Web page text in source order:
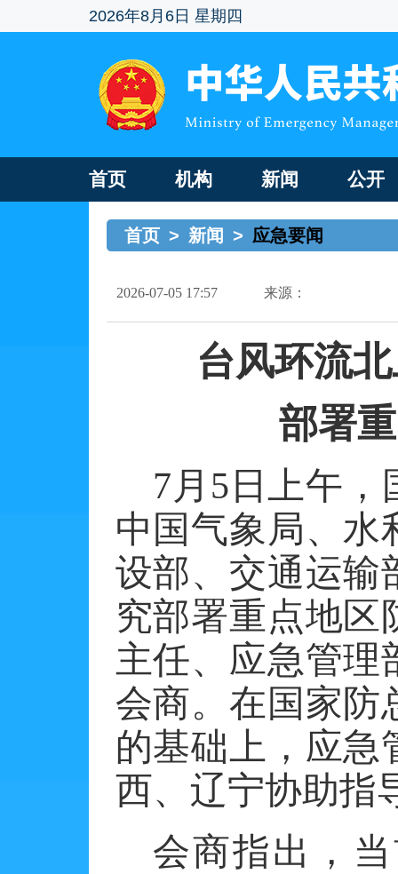
2026年8月6日 星期四
首页 机构 新闻 公开
首页 > 新闻 > 应急要闻
2026-07-05 17:57 来源：
台风环流
部署
7 月 5 日上午
中国气象局、水
设部、交通运输
究部署重点地区
主任、应急管理
会商。在国家防
的基础上，应急
西、辽宁协助指
会商指出，